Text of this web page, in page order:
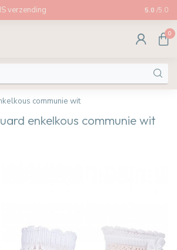
verzending Afhalen
5.0 /5.0
0
communie wit
enkelkous communie wit